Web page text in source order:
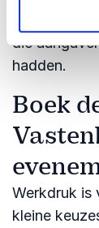
initiatieven
die
hadden.
Boek
Werkdruk is
kleine